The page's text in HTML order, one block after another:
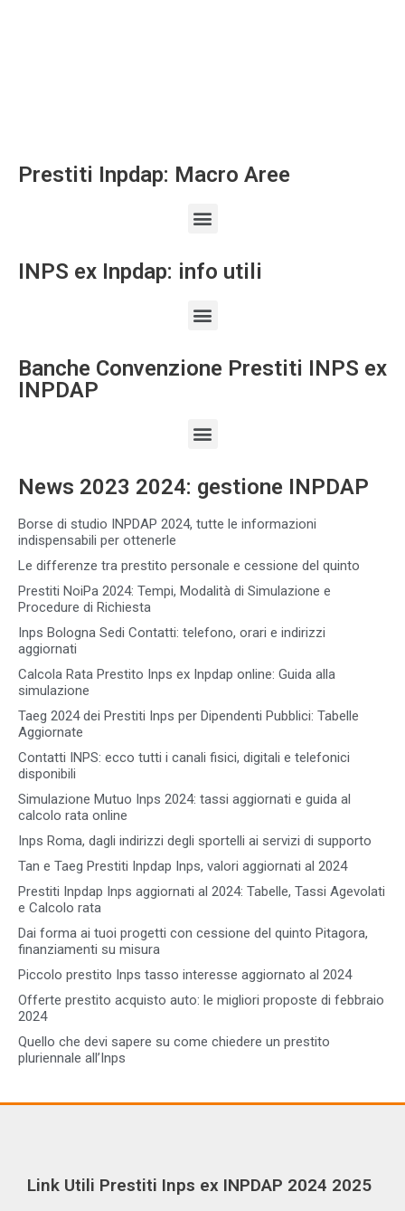
Prestiti Inpdap: Macro Aree
INPS ex Inpdap: info utili
Banche Convenzione Prestiti INPS ex
INPDAP
News 2023 2024: gestione INPDAP
Borse di studio INPDAP 2024, tutte le informazioni
indispensabili per ottenerle
Le differenze tra prestito personale e cessione del quinto
Prestiti NoiPa 2024: Tempi, Modalità di Simulazione e
Procedure di Richiesta
Inps Bologna Sedi Contatti: telefono, orari e indirizzi
aggiornati
Calcola Rata Prestito Inps ex Inpdap online: Guida alla
simulazione
Taeg 2024 dei Prestiti Inps per Dipendenti Pubblici: Tabelle
Aggiornate
Contatti INPS: ecco tutti i canali fisici, digitali e telefonici
disponibili
Simulazione Mutuo Inps 2024: tassi aggiornati e guida al
calcolo rata online
Inps Roma, dagli indirizzi degli sportelli ai servizi di supporto
Tan e Taeg Prestiti Inpdap Inps, valori aggiornati al 2024
Prestiti Inpdap Inps aggiornati al 2024: Tabelle, Tassi Agevolati
e Calcolo rata
Dai forma ai tuoi progetti con cessione del quinto Pitagora,
finanziamenti su misura
Piccolo prestito Inps tasso interesse aggiornato al 2024
Offerte prestito acquisto auto: le migliori proposte di febbraio
2024
Quello che devi sapere su come chiedere un prestito
pluriennale all’Inps
Link Utili Prestiti Inps ex INPDAP 2024 2025